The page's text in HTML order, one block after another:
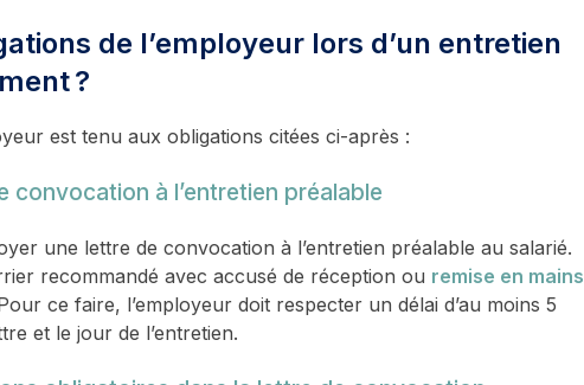
de l’employeur lors d’un entretien
?
est tenu aux obligations citées ci-après :
à l’entretien préalable
une lettre de convocation à l’entretien préalable au salarié.
recommandé avec accusé de réception ou remise en mains
ce faire, l’employeur doit respecter un délai d’au moins 5
et le jour de l’entretien.